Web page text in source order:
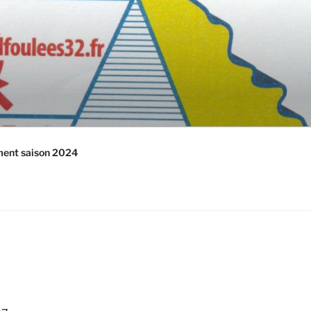
saison 2024